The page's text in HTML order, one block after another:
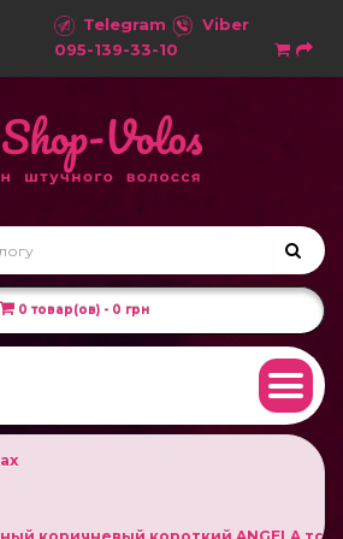
Telegram
Viber
095-139-33-10
0 товар(ов) - 0 грн